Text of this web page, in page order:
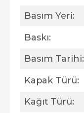
Basım Yeri:
Baskı:
Basım Tarihi:
Kapak Türü:
Kağıt Türü: